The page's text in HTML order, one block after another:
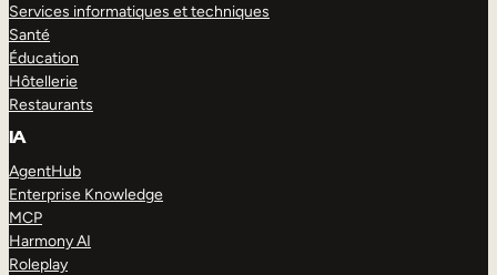
Services informatiques et techniques
Santé
Éducation
Hôtellerie
Restaurants
IA
AgentHub
Enterprise Knowledge
MCP
Harmony AI
Roleplay